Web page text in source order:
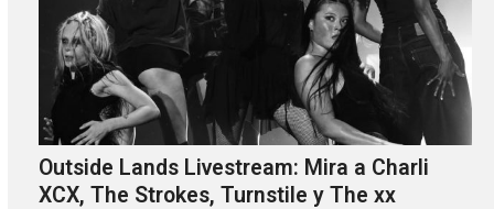
Outside Lands Livestream: Mira a Charli
XCX, The Strokes, Turnstile y The xx